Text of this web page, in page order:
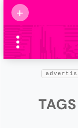
+
2025
Marcas de
confianza
Foro salud